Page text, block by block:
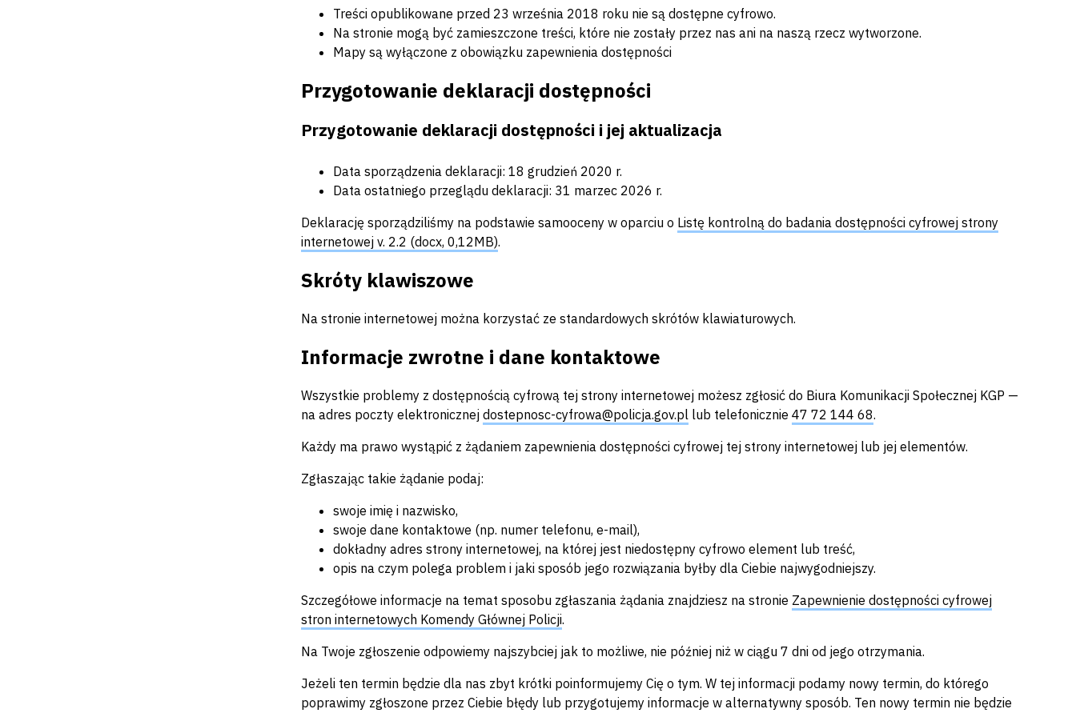
Treści opublikowane przed 23 września 2018 roku nie są dostępne cyfrowo.
Na stronie mogą być zamieszczone treści, które nie zostały przez nas ani na naszą rzecz wytworzone.
Mapy są wyłączone z obowiązku zapewnienia dostępności
Przygotowanie deklaracji dostępności
Przygotowanie deklaracji dostępności i jej aktualizacja
Data sporządzenia deklaracji: 18 grudzień 2020 r.
Data ostatniego przeglądu deklaracji: 31 marzec 2026 r.
Deklarację sporządziliśmy na podstawie samooceny w oparciu o Listę kontrolną do badania dostępności cyfrowej strony
internetowej v. 2.2 (docx, 0,12MB).
Skróty klawiszowe
Na stronie internetowej można korzystać ze standardowych skrótów klawiaturowych.
Informacje zwrotne i dane kontaktowe
Wszystkie problemy z dostępnością cyfrową tej strony internetowej możesz zgłosić do Biura Komunikacji Społecznej KGP —
na adres poczty elektronicznej dostepnosc-cyfrowa@policja.gov.pl lub telefonicznie 47 72 144 68.
Każdy ma prawo wystąpić z żądaniem zapewnienia dostępności cyfrowej tej strony internetowej lub jej elementów.
Zgłaszając takie żądanie podaj:
swoje imię i nazwisko,
swoje dane kontaktowe (np. numer telefonu, e-mail),
dokładny adres strony internetowej, na której jest niedostępny cyfrowo element lub treść,
opis na czym polega problem i jaki sposób jego rozwiązania byłby dla Ciebie najwygodniejszy.
Szczegółowe informacje na temat sposobu zgłaszania żądania znajdziesz na stronie Zapewnienie dostępności cyfrowej
stron internetowych Komendy Głównej Policji.
Na Twoje zgłoszenie odpowiemy najszybciej jak to możliwe, nie później niż w ciągu 7 dni od jego otrzymania.
Jeżeli ten termin będzie dla nas zbyt krótki poinformujemy Cię o tym. W tej informacji podamy nowy termin, do którego
poprawimy zgłoszone przez Ciebie błędy lub przygotujemy informacje w alternatywny sposób. Ten nowy termin nie będzie